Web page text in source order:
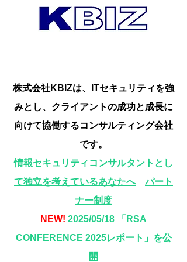
株式会社KBIZは、ITセキュリティを強
みとし、クライアントの成功と成長に
向けて協働するコンサルティング会社
です。
情報セキュリティコンサルタントとし
て独立を考えているあなたへ
パート
ナー制度
NEW! 2025/05/18 「RSA
CONFERENCE 2025レポート」を公
開